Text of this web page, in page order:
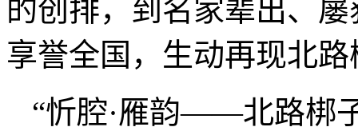
的创排，到名家辈出、
享誉全国，生动再现北
“忻腔·雁韵——北路梆